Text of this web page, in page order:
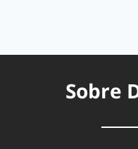
Sobre